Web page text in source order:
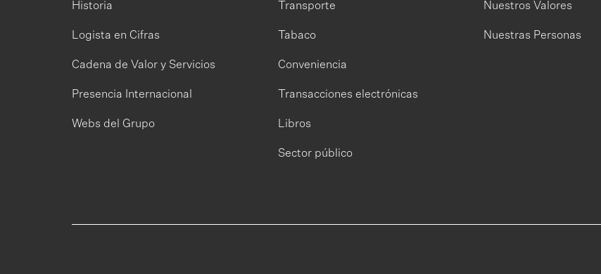
Historia
Logista en Cifras
Cadena de Valor y Servicios
Presencia Internacional
Webs del Grupo
Transporte
Tabaco
Conveniencia
Transacciones electrónicas
Libros
Sector público
Nuestros Valores
Nuestras Personas